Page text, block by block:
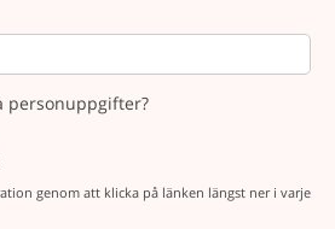
personuppgifter?
genom att klicka på länken längst ner i varje